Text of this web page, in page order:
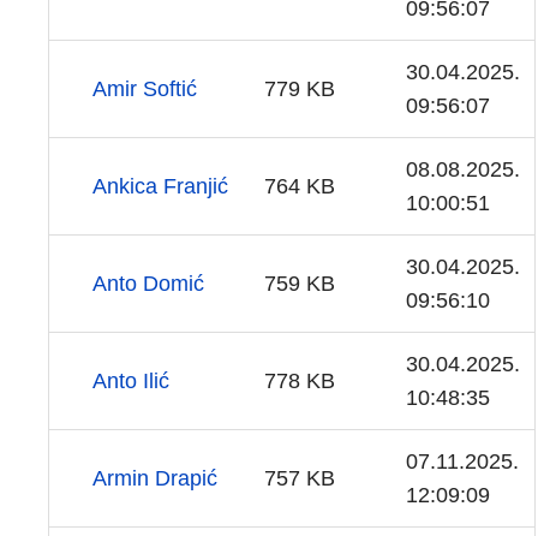
09:56:07
Amir Softić 779 KB
30.04.2025.
09:56:07
Ankica Franjić 764 KB
08.08.2025.
10:00:51
Anto Domić 759 KB
30.04.2025.
09:56:10
Anto Ilić 778 KB
30.04.2025.
10:48:35
Armin Drapić 757 KB
07.11.2025.
12:09:09